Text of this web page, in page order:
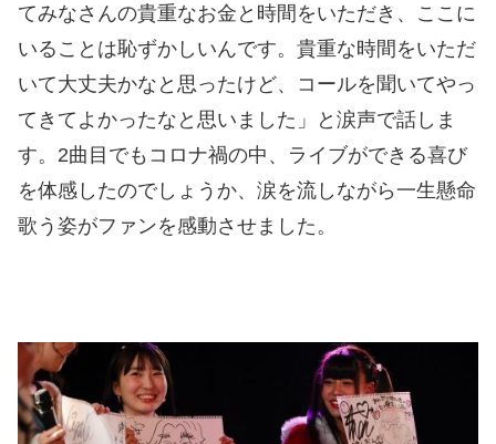
てみなさんの貴重なお金と時間をいただき、ここに
いることは恥ずかしいんです。貴重な時間をいただ
いて大丈夫かなと思ったけど、コールを聞いてやっ
てきてよかったなと思いました」と涙声で話しま
す。2曲目でもコロナ禍の中、ライブができる喜び
を体感したのでしょうか、涙を流しながら一生懸命
歌う姿がファンを感動させました。